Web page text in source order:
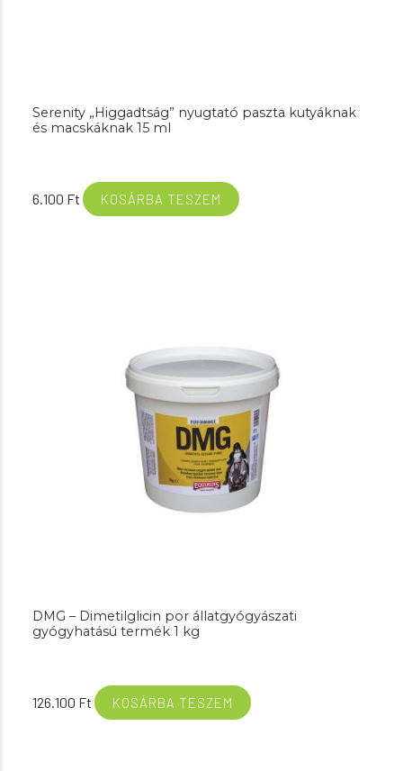
Serenity „Higgadtság” nyugtató paszta kutyáknak
és macskáknak 15 ml
6.100 Ft KOSÁRBA TESZEM
DMG – Dimetilglicin por állatgyógyászati
gyógyhatású termék 1 kg
126.100 Ft KOSÁRBA TESZEM